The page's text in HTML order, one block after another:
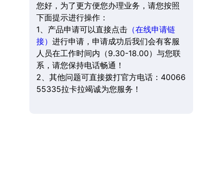
您好，为了更方便您办理业务，请您按照
下面提示进行操作：
1、产品申请可以直接点击（在线申请链
接） 进行申请，申请成功后我们会有客服
人员在工作时间内（9.30-18.00）与您联
系，请您保持电话畅通！
2、其他问题可直接拨打官方电话：40066
55335拉卡拉竭诚为您服务！